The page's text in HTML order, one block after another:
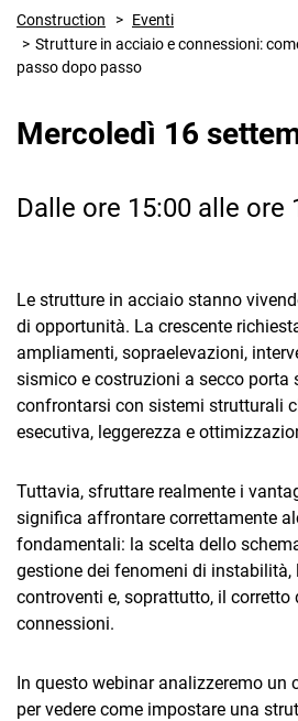
CRM
Ecommerce
Email Marketing
Fatturazione
Financial Solutions
HR
Trust Services
TeamSystem Store
Construction
Eventi
Strutture in acciaio e connessioni:
passo dopo passo
Mercoledì 16
Dalle ore 15:00 alle ore
Le strutture in acciaio stanno
di opportunità. La crescente
ampliamenti, sopraelevazioni,
sismico e costruzioni a secco porta
confrontarsi con sistemi strutturali
esecutiva, leggerezza e
Tuttavia, sfruttare realmente i
significa affrontare correttamente
fondamentali: la scelta dello
gestione dei fenomeni di instabilità,
controventi e, soprattutto, il
connessioni.
In questo webinar analizzeremo un
per vedere come impostare una